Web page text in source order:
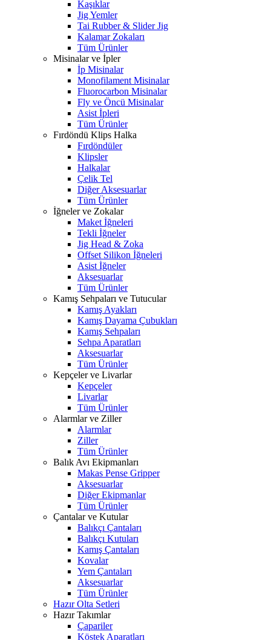
Kaşıklar
Jig Yemler
Tai Rubber & Slider Jig
Kalamar Zokaları
Tüm Ürünler
Misinalar ve İpler
İp Misinalar
Monofilament Misinalar
Fluorocarbon Misinalar
Fly ve Öncü Misinalar
Asist İpleri
Tüm Ürünler
Fırdöndü Klips Halka
Fırdöndüler
Klipsler
Halkalar
Çelik Tel
Diğer Aksesuarlar
Tüm Ürünler
İğneler ve Zokalar
Maket İğneleri
Tekli İğneler
Jig Head & Zoka
Offset Silikon İğneleri
Asist İğneler
Aksesuarlar
Tüm Ürünler
Kamış Sehpaları ve Tutucular
Kamış Ayakları
Kamış Dayama Çubukları
Kamış Sehpaları
Sehpa Aparatları
Aksesuarlar
Tüm Ürünler
Kepçeler ve Livarlar
Kepçeler
Livarlar
Tüm Ürünler
Alarmlar ve Ziller
Alarmlar
Ziller
Tüm Ürünler
Balık Avı Ekipmanları
Makas Pense Gripper
Aksesuarlar
Diğer Ekipmanlar
Tüm Ürünler
Çantalar ve Kutular
Balıkçı Çantaları
Balıkçı Kutuları
Kamış Çantaları
Kovalar
Yem Çantaları
Aksesuarlar
Tüm Ürünler
Hazır Olta Setleri
Hazır Takımlar
Çapariler
Köstek Aparatları